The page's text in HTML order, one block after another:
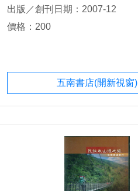
出版／創刊日期：2007-12
價格：200
五南書店(開新視窗)